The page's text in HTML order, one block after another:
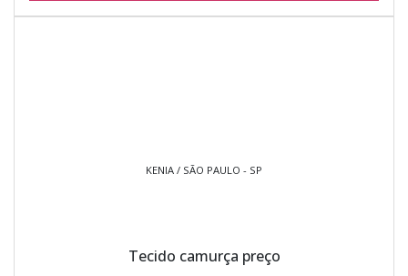
KENIA / SÃO PAULO - SP
Tecido camurça preço